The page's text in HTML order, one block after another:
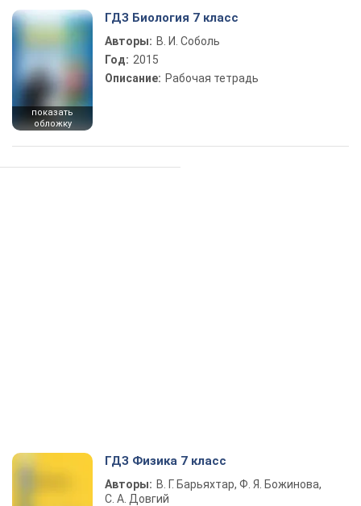
показать
обложку
ГДЗ Биология 7 класс
Авторы: В. И. Соболь
Год: 2015
Описание: Рабочая тетрадь
ГДЗ Физика 7 класс
Авторы: В. Г. Барьяхтар, Ф. Я. Божинова,
С. А. Довгий